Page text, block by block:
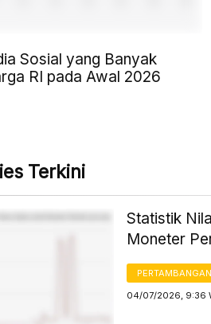
Sosial yang Banyak
RI pada Awal 2026
Terkini
Statistik
Moneter
PERTAMBANGAN
04/07/2026, 9:36